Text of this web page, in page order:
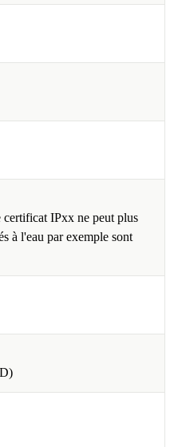
IPxx ne peut plus
à l'eau par exemple sont